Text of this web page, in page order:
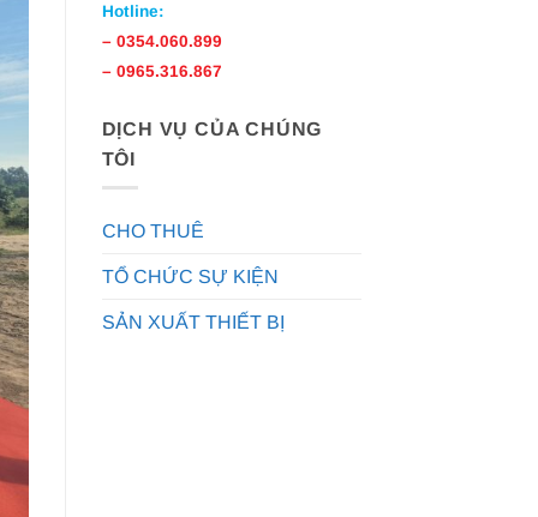
Hotline:
– 0354.060.899
– 0965.316.867
DỊCH VỤ CỦA CHÚNG
TÔI
CHO THUÊ
TỔ CHỨC SỰ KIỆN
SẢN XUẤT THIẾT BỊ